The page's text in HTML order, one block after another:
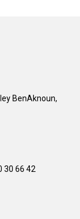
BenAknoun,
30 66 42